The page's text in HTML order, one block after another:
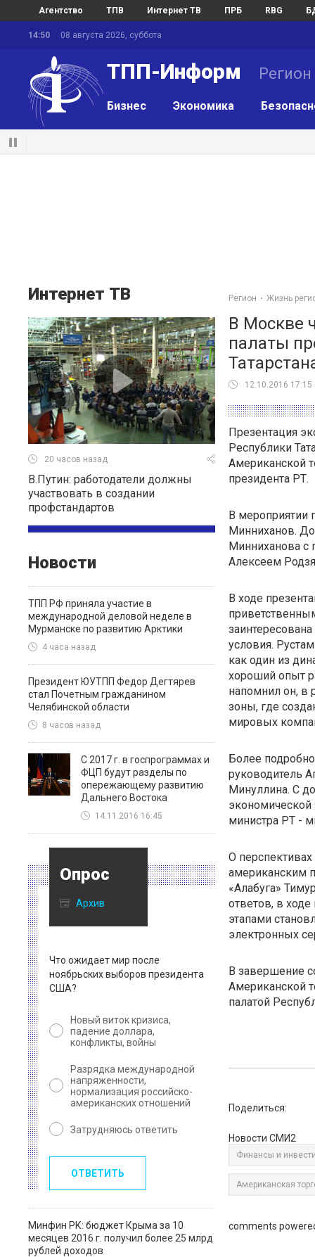
Агентство ТПВ Интернет ТВ ПРБ RBG
14:50 08 августа 2026, суббота
ТПП-Информ Регион
Бизнес Экономика
Интернет ТВ
20 часов назад
В.Путин: работодатели должны
участвовать в создании
профстандартов
Новости
ТПП РФ приняла участие в
международной деловой неделе в
Мурманске по развитию Арктики
4 часа назад
Президент ЮУТПП Федор Дегтярев
стал Почетным гражданином
Челябинской области
8 часов назад
С 2017 г. в госпрограммах и
ФЦП будут разделы по
опережающему развитию
Дальнего Востока
14.11.2016 16:45
Опрос
Архив
Что ожидает мир после
ноябрьских выборов президента
США?
Новый виток кризиса,
падение доллара,
конфликты, войны
Разрядка международной
напряженности,
нормализация российско-
американских отношений
Затрудняюсь ответить
ОТВЕТИТЬ
Минфин РК: бюджет Крыма за 10
месяцев 2016 г. получил более 25 млрд
рублей доходов
Регион Жизнь
В Москве
палаты
12.10.2016 17:15
Презентация
Республики
Американской
президента РТ.
В мероприятии
Минниханов. До
Минниханова с
Алексеем
В ходе
условия.
как один из
хороший опыт
напомнил он, в
зоны, где
мировых
Более
руководитель
Минуллина. С
министра РТ -
О
американским
«Алабуга»
ответов, в ходе
этапами
электронных
В завершение
Американской
палатой
Поделиться:
Новости СМИ2
Финансы и
Американская
comments